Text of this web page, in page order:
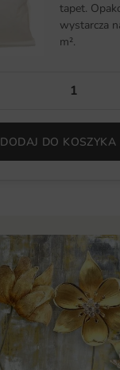
tapet.
wystarcza
m².
DODAJ DO KOSZYKA